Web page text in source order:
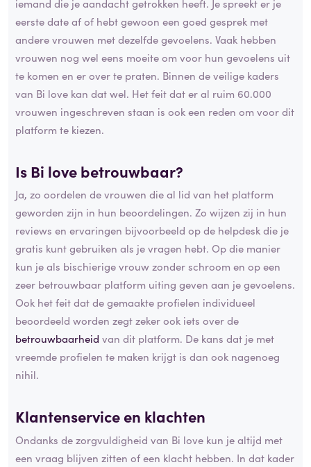
iemand die je aandacht getrokken heeft. Je spreekt er je
eerste date af of hebt gewoon een goed gesprek met
andere vrouwen met dezelfde gevoelens. Vaak hebben
vrouwen nog wel eens moeite om voor hun gevoelens uit
te komen en er over te praten. Binnen de veilige kaders
van Bi love kan dat wel. Het feit dat er al ruim 60.000
vrouwen ingeschreven staan is ook een reden om voor dit
platform te kiezen.
Is Bi love betrouwbaar?
Ja, zo oordelen de vrouwen die al lid van het platform
geworden zijn in hun beoordelingen. Zo wijzen zij in hun
reviews en ervaringen bijvoorbeeld op de helpdesk die je
gratis kunt gebruiken als je vragen hebt. Op die manier
kun je als bischierige vrouw zonder schroom en op een
zeer betrouwbaar platform uiting geven aan je gevoelens.
Ook het feit dat de gemaakte profielen individueel
beoordeeld worden zegt zeker ook iets over de
betrouwbaarheid van dit platform. De kans dat je met
vreemde profielen te maken krijgt is dan ook nagenoeg
nihil.
Klantenservice en klachten
Ondanks de zorgvuldigheid van Bi love kun je altijd met
een vraag blijven zitten of een klacht hebben. In dat kader